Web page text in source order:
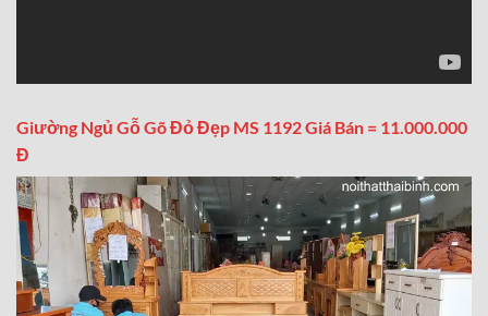
Giường Ngủ Gỗ Gõ Đỏ Đẹp MS 1192 Giá Bán = 11.000.000
Đ